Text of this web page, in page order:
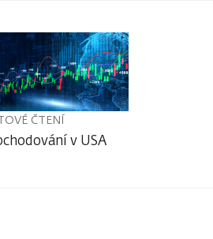
ČTENÍ
v USA